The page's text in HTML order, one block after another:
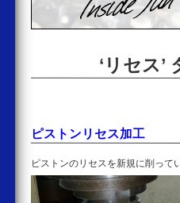
‘リセス’
ピストンリセス加工
ピストンのリセスを新規に削って